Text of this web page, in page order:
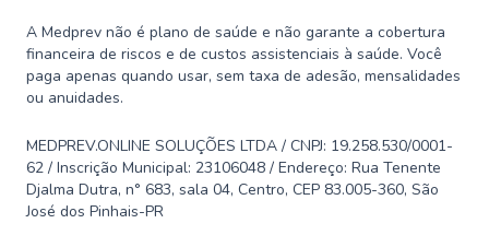
A Medprev não é plano de saúde e não garante a cobertura
financeira de riscos e de custos assistenciais à saúde. Você
paga apenas quando usar, sem taxa de adesão, mensalidades
ou anuidades.
MEDPREV.ONLINE SOLUÇÕES LTDA / CNPJ: 19.258.530/0001-
62 / Inscrição Municipal: 23106048 / Endereço: Rua Tenente
Djalma Dutra, n° 683, sala 04, Centro, CEP 83.005-360, São
José dos Pinhais-PR